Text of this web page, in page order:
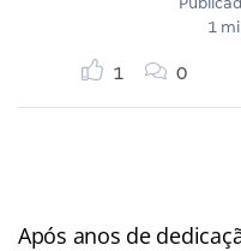
1
1 0
Após anos de